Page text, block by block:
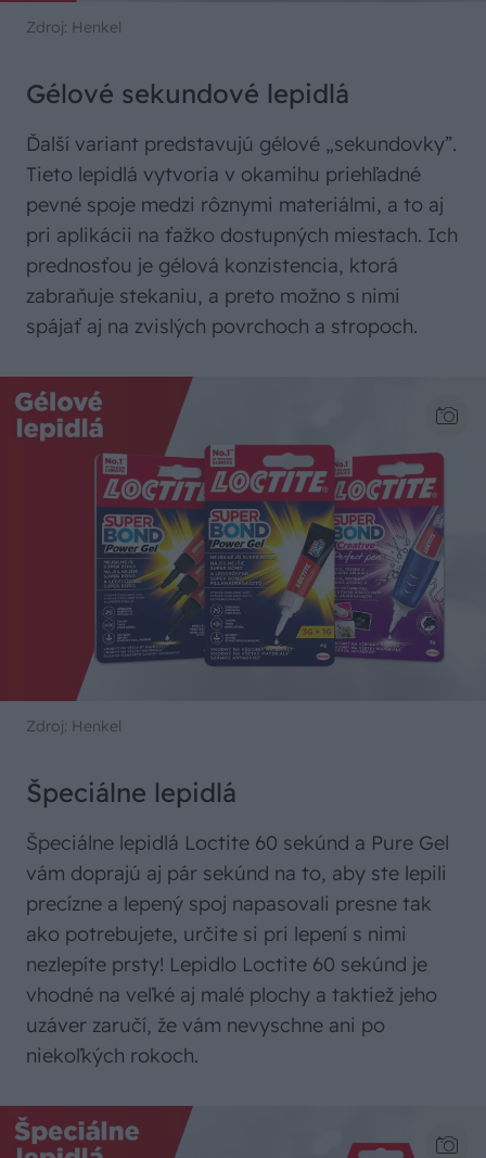
Zdroj: Henkel
Gélové sekundové lepidlá
Ďalší variant predstavujú gélové „sekundovky”.
Tieto lepidlá vytvoria v okamihu priehľadné
pevné spoje medzi rôznymi materiálmi, a to aj
pri aplikácii na ťažko dostupných miestach. Ich
prednosťou je gélová konzistencia, ktorá
zabraňuje stekaniu, a preto možno s nimi
spájať aj na zvislých povrchoch a stropoch.
Zdroj: Henkel
Špeciálne lepidlá
Špeciálne lepidlá Loctite 60 sekúnd a Pure Gel
vám doprajú aj pár sekúnd na to, aby ste lepili
precízne a lepený spoj napasovali presne tak
ako potrebujete, určite si pri lepení s nimi
nezlepíte prsty! Lepidlo Loctite 60 sekúnd je
vhodné na veľké aj malé plochy a taktiež jeho
uzáver zaručí, že vám nevyschne ani po
niekoľkých rokoch.